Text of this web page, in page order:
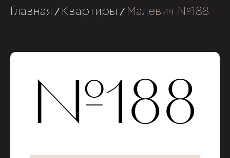
Главная / Квартиры / Малевич №188
№188